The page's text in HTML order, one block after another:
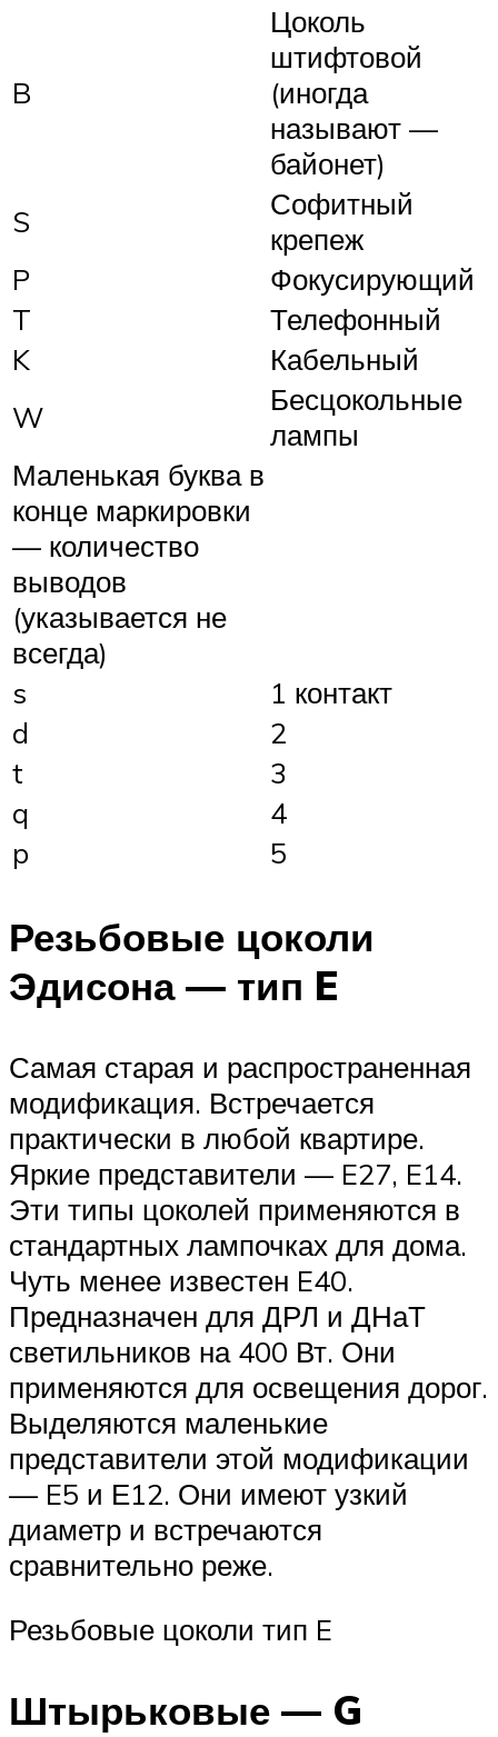
B
Цоколь
штифтовой
(иногда
называют —
байонет)
S
Софитный
крепеж
P
Фокусирующий
T
Телефонный
K
Кабельный
W
Бесцокольные
лампы
Маленькая буква в
конце маркировки
— количество
выводов
(указывается не
всегда)
s
1 контакт
d
2
t
3
q
4
p
5
Резьбовые цоколи
Эдисона — тип E
Самая старая и распространенная
модификация. Встречается
практически в любой квартире.
Яркие представители — E27, E14.
Эти типы цоколей применяются в
стандартных лампочках для дома.
Чуть менее известен E40.
Предназначен для ДРЛ и ДНаТ
светильников на 400 Вт. Они
применяются для освещения дорог.
Выделяются маленькие
представители этой модификации
— E5 и Е12. Они имеют узкий
диаметр и встречаются
сравнительно реже.
Резьбовые цоколи тип E
Штырьковые — G